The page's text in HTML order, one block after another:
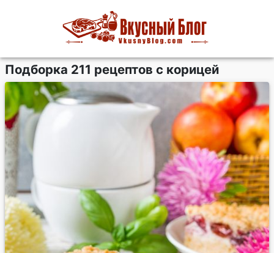
Подборка 211 рецептов с корицей